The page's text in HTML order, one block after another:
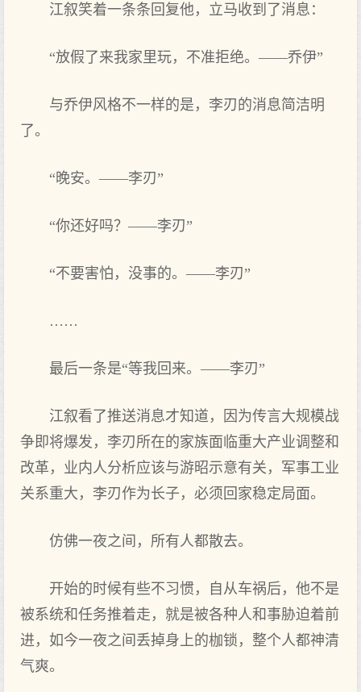
江叙笑着一条条回复他，立马收到了消息：
“放假了来我家里玩，不准拒绝。——乔伊”
与乔伊风格不一样的是，李刃的消息简洁明
了。
“晚安。——李刃”
“你还好吗？——李刃”
“不要害怕，没事的。——李刃”
……
最后一条是“等我回来。——李刃”
江叙看了推送消息才知道，因为传言大规模战
争即将爆发，李刃所在的家族面临重大产业调整和
改革，业内人分析应该与游昭示意有关，军事工业
关系重大，李刃作为长子，必须回家稳定局面。
仿佛一夜之间，所有人都散去。
开始的时候有些不习惯，自从车祸后，他不是
被系统和任务推着走，就是被各种人和事胁迫着前
进，如今一夜之间丢掉身上的枷锁，整个人都神清
气爽。